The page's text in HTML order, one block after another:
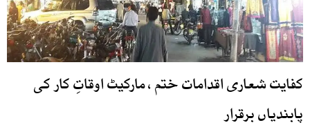
کفایت شعاری اقدامات ختم ، مارکیٹ اوقاتِ کار کی
پابندیاں برقرار